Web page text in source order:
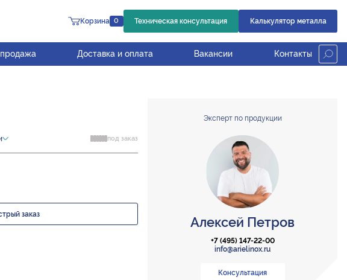
Корзина 0 Техническая консультация Калькулятор металла
Доставка и оплата Вакансии Контакты
под заказ
заказ
Эксперт по продукции
Алексей Петров
+7 (495) 147-22-00
info@arielinox.ru
Консультация